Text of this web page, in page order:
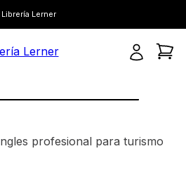
Librería Lerner
ingles profesional para turismo